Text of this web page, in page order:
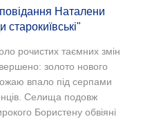
Наталени
старокиївські"
рочистих таємних змін
золото нового
впало під серпами
Селища подовж
Бористену обвіяні